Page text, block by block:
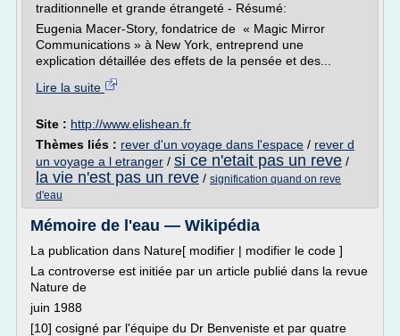
traditionnelle et grande étrangeté - Résumé:
Eugenia Macer-Story, fondatrice de « Magic Mirror
Communications » à New York, entreprend une
explication détaillée des effets de la pensée et des...
Lire la suite
Site : http://www.elishean.fr
Thèmes liés : rever d'un voyage dans l'espace / rever d
un voyage a l etranger / si ce n'etait pas un reve /
la vie n'est pas un reve / signification quand on reve
d'eau
Mémoire de l'eau — Wikipédia
La publication dans Nature[ modifier | modifier le code ]
La controverse est initiée par un article publié dans la revue
Nature de
juin 1988
[10] cosigné par l'équipe du Dr Benveniste et par quatre